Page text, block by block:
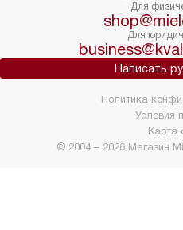
Для
Для
Написать
© 2004 – 2026 Магазин
Политика
Условия
Карта